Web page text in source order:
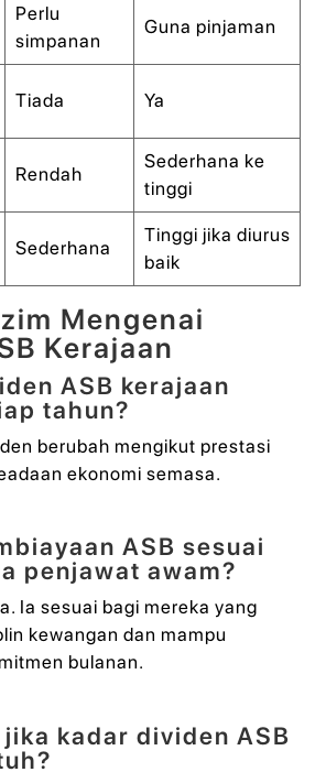
Perlu
simpanan
Guna pinjaman
Tiada Ya
Rendah
Sederhana ke
tinggi
Sederhana
Tinggi jika diurus
baik
Mengenai
Kerajaan
ASB kerajaan
tahun?
berubah mengikut prestasi
ekonomi semasa.
ASB sesuai
penjawat awam?
Ia sesuai bagi mereka yang
kewangan dan mampu
bulanan.
kadar dividen ASB